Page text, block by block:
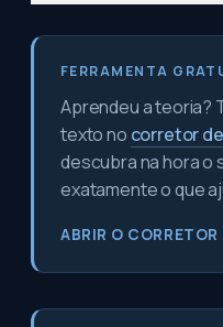
FERRAMENTA
Aprendeu a teoria?
texto no corretor
descubra na hora o
exatamente o que
ABRIR O